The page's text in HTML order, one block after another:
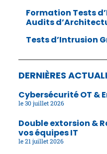
Formation Tests
Audits
Tests d’Intrusion
DERNIÈRES
Cybersécurité OT &
30 juillet 2026
Double extorsion &
vos équipes IT
21 juillet 2026